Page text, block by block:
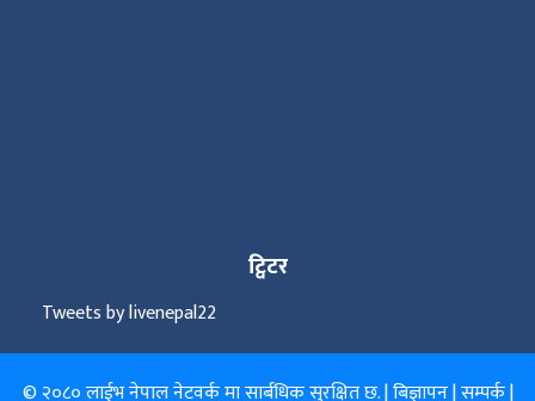
ट्विटर
Tweets by livenepal22
© २०८० लाईभ नेपाल नेटवर्क मा सार्बधिक सुरक्षित छ. |बिज्ञापन|सम्पर्क|